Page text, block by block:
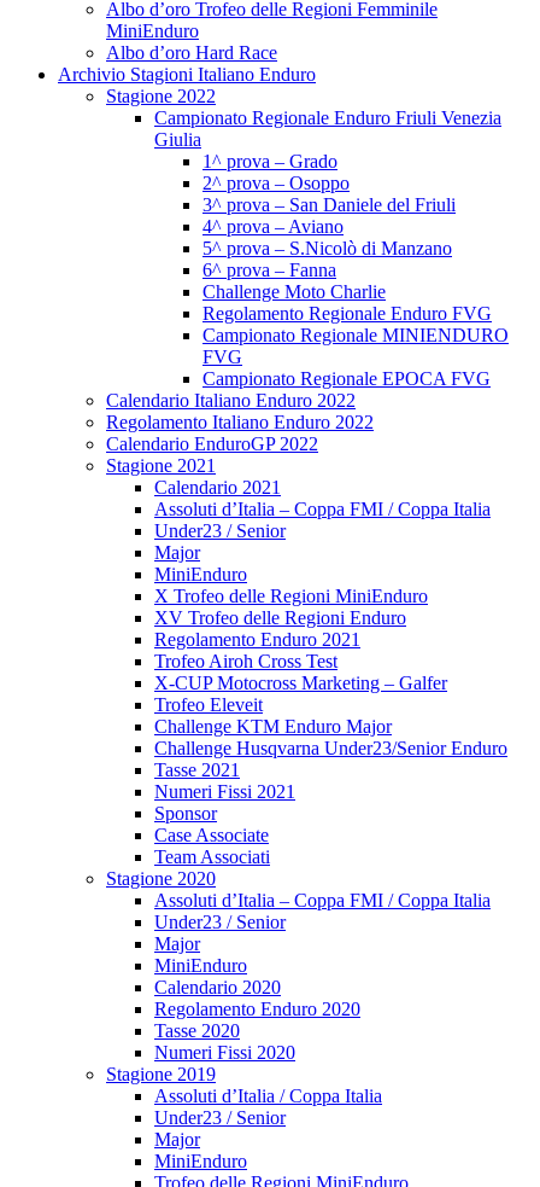
Albo d’oro Trofeo delle Regioni Femminile
MiniEnduro
Albo d’oro Hard Race
Archivio Stagioni Italiano Enduro
Stagione 2022
Campionato Regionale Enduro Friuli Venezia
Giulia
1^ prova – Grado
2^ prova – Osoppo
3^ prova – San Daniele del Friuli
4^ prova – Aviano
5^ prova – S.Nicolò di Manzano
6^ prova – Fanna
Challenge Moto Charlie
Regolamento Regionale Enduro FVG
Campionato Regionale MINIENDURO
FVG
Campionato Regionale EPOCA FVG
Calendario Italiano Enduro 2022
Regolamento Italiano Enduro 2022
Calendario EnduroGP 2022
Stagione 2021
Calendario 2021
Assoluti d’Italia – Coppa FMI / Coppa Italia
Under23 / Senior
Major
MiniEnduro
X Trofeo delle Regioni MiniEnduro
XV Trofeo delle Regioni Enduro
Regolamento Enduro 2021
Trofeo Airoh Cross Test
X-CUP Motocross Marketing – Galfer
Trofeo Eleveit
Challenge KTM Enduro Major
Challenge Husqvarna Under23/Senior Enduro
Tasse 2021
Numeri Fissi 2021
Sponsor
Case Associate
Team Associati
Stagione 2020
Assoluti d’Italia – Coppa FMI / Coppa Italia
Under23 / Senior
Major
MiniEnduro
Calendario 2020
Regolamento Enduro 2020
Tasse 2020
Numeri Fissi 2020
Stagione 2019
Assoluti d’Italia / Coppa Italia
Under23 / Senior
Major
MiniEnduro
Trofeo delle Regioni MiniEnduro